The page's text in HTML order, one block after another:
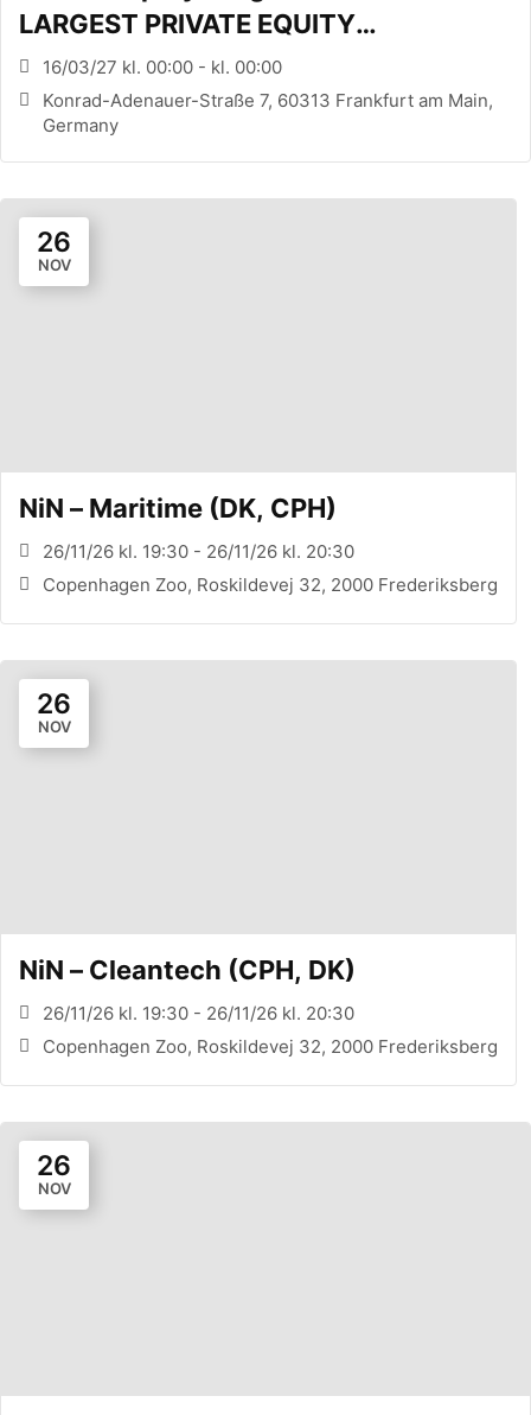
LARGEST PRIVATE EQUITY
CONFERENCE (FRANKFURT, DE)
16/03/27 kl. 00:00 - kl. 00:00
Konrad-Adenauer-Straße 7, 60313 Frankfurt am Main,
Germany
26
NOV
NiN – Maritime (DK, CPH)
26/11/26 kl. 19:30 - 26/11/26 kl. 20:30
Copenhagen Zoo, Roskildevej 32, 2000 Frederiksberg
26
NOV
NiN – Cleantech (CPH, DK)
26/11/26 kl. 19:30 - 26/11/26 kl. 20:30
Copenhagen Zoo, Roskildevej 32, 2000 Frederiksberg
26
NOV